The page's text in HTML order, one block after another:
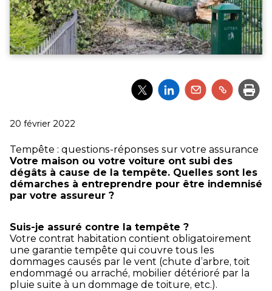
Partager
l'article
Partager
l'article
Partager
l'article
Partager
l'article
Publié
20 février 2022
Tempête : questions-réponses sur votre assurance
Votre maison ou votre voiture ont subi des
dégâts à cause de la tempête. Quelles sont les
démarches à entreprendre pour être indemnisé
par votre assureur ?
Suis-je assuré contre la tempête ?
Votre contrat habitation contient obligatoirement
une garantie tempête qui couvre tous les
dommages causés par le vent (chute d’arbre, toit
endommagé ou arraché, mobilier détérioré par la
pluie suite à un dommage de toiture, etc.).